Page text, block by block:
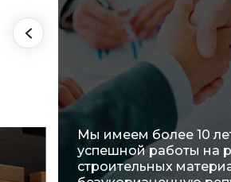
Мы предлагаем
материалов и
оптимизацией
ряда, чтобы
удовлетворить